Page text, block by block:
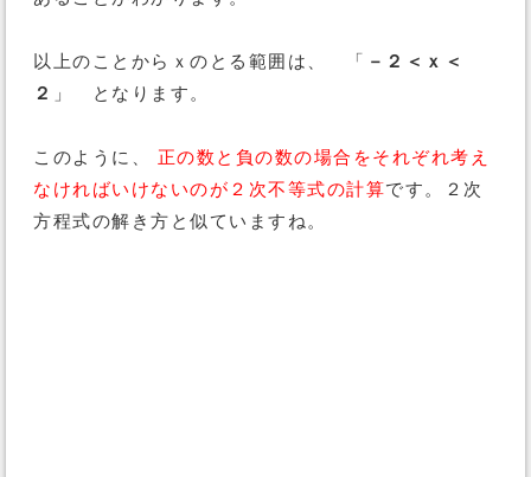
以上のことからｘのとる範囲は、 「
－２＜ｘ＜
２
」 となります。
このように、
正の数と負の数の場合をそれぞれ考え
なければいけないのが２次不等式の計算です。２次
方程式の解き方と似ていますね。